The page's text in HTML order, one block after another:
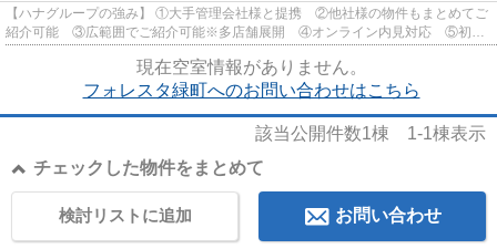
【ハナグループの強み】 ①大手管理会社様と提携 ②他社様の物件もまとめてご
紹介可能 ③広範囲でご紹介可能※多店舗展開 ④オンライン内見対応 ⑤初期
現在空室情報がありません。
フォレスタ緑町へのお問い合わせはこちら
該当公開件数1棟 1-1棟表示
チェックした物件をまとめて
お問い合わせ
検討リストに追加